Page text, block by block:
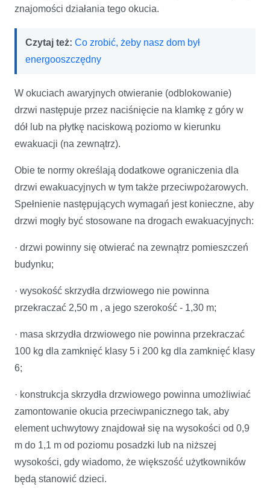
znajomości działania tego okucia.
Czytaj też: Co zrobić, żeby nasz dom był
energooszczędny
W okuciach awaryjnych otwieranie (odblokowanie)
drzwi następuje przez naciśnięcie na klamkę z góry w
dół lub na płytkę naciskową poziomo w kierunku
ewakuacji (na zewnątrz).
Obie te normy określają dodatkowe ograniczenia dla
drzwi ewakuacyjnych w tym także przeciwpożarowych.
Spełnienie następujących wymagań jest konieczne, aby
drzwi mogły być stosowane na drogach ewakuacyjnych:
· drzwi powinny się otwierać na zewnątrz pomieszczeń
budynku;
· wysokość skrzydła drzwiowego nie powinna
przekraczać 2,50 m , a jego szerokość - 1,30 m;
· masa skrzydła drzwiowego nie powinna przekraczać
100 kg dla zamknięć klasy 5 i 200 kg dla zamknięć klasy
6;
· konstrukcja skrzydła drzwiowego powinna umożliwiać
zamontowanie okucia przeciwpanicznego tak, aby
element uchwytowy znajdował się na wysokości od 0,9
m do 1,1 m od poziomu posadzki lub na niższej
wysokości, gdy wiadomo, że większość użytkowników
będą stanowić dzieci.